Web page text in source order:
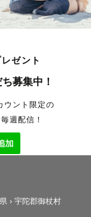
ゼント
募集中！
ウント限定の
週配信！
› 宇陀郡御杖村